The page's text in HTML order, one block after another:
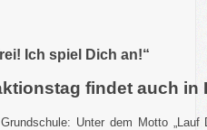
Ich spiel Dich an!“
findet auch in
Unter dem Motto